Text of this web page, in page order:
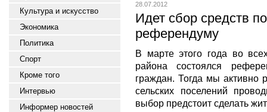
Культура и искусство
Экономика
Политика
Спорт
Кроме того
Интервью
Информер новостей
28.07.2012
Идет сбор средств
референдуму
В марте этого года во
района состоялся
граждан. Тогда мы активно
сельских поселений
выбор предстоит сделать